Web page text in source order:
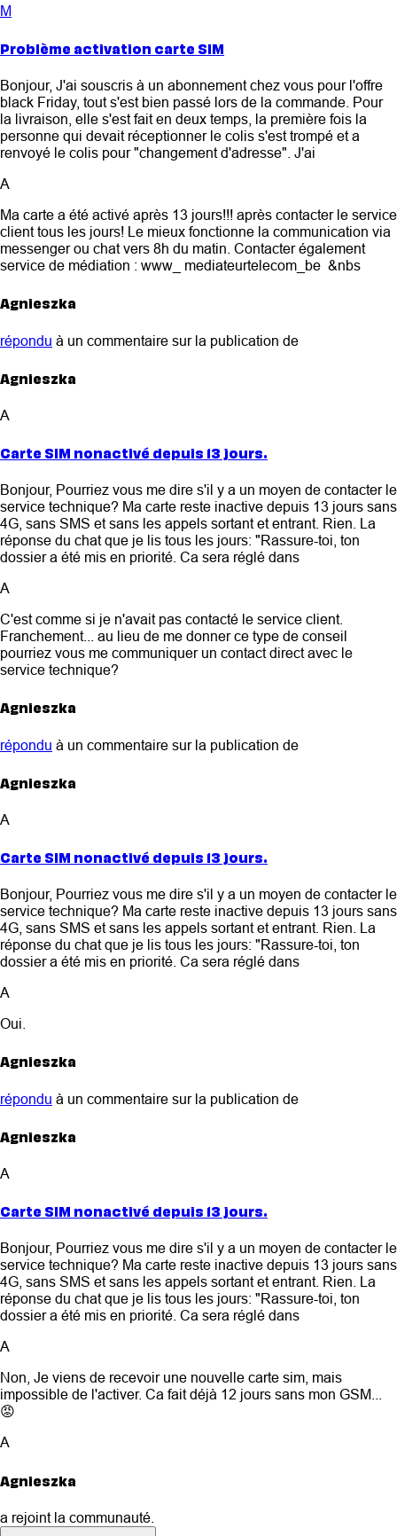
M
Problème activation carte SIM
Bonjour, J'ai souscris à un abonnement chez vous pour l'offre
black Friday, tout s'est bien passé lors de la commande. Pour
la livraison, elle s'est fait en deux temps, la première fois la
personne qui devait réceptionner le colis s'est trompé et a
renvoyé le colis pour "changement d'adresse". J'ai
A
Ma carte a été activé après 13 jours!!! après contacter le service
client tous les jours! Le mieux fonctionne la communication via
messenger ou chat vers 8h du matin. Contacter également
service de médiation : www_ mediateurtelecom_be &nbs
Agnieszka
répondu à un commentaire sur la publication de
Agnieszka
A
Carte SIM nonactivé depuis 13 jours.
Bonjour, Pourriez vous me dire s'il y a un moyen de contacter le
service technique? Ma carte reste inactive depuis 13 jours sans
4G, sans SMS et sans les appels sortant et entrant. Rien. La
réponse du chat que je lis tous les jours: "Rassure-toi, ton
dossier a été mis en priorité. Ca sera réglé dans
A
C'est comme si je n'avait pas contacté le service client.
Franchement... au lieu de me donner ce type de conseil
pourriez vous me communiquer un contact direct avec le
service technique?
Agnieszka
répondu à un commentaire sur la publication de
Agnieszka
A
Carte SIM nonactivé depuis 13 jours.
Bonjour, Pourriez vous me dire s'il y a un moyen de contacter le
service technique? Ma carte reste inactive depuis 13 jours sans
4G, sans SMS et sans les appels sortant et entrant. Rien. La
réponse du chat que je lis tous les jours: "Rassure-toi, ton
dossier a été mis en priorité. Ca sera réglé dans
A
Oui.
Agnieszka
répondu à un commentaire sur la publication de
Agnieszka
A
Carte SIM nonactivé depuis 13 jours.
Bonjour, Pourriez vous me dire s'il y a un moyen de contacter le
service technique? Ma carte reste inactive depuis 13 jours sans
4G, sans SMS et sans les appels sortant et entrant. Rien. La
réponse du chat que je lis tous les jours: "Rassure-toi, ton
dossier a été mis en priorité. Ca sera réglé dans
A
Non, Je viens de recevoir une nouvelle carte sim, mais
impossible de l'activer. Ca fait déjà 12 jours sans mon GSM...
😡
A
Agnieszka
a rejoint la communauté.